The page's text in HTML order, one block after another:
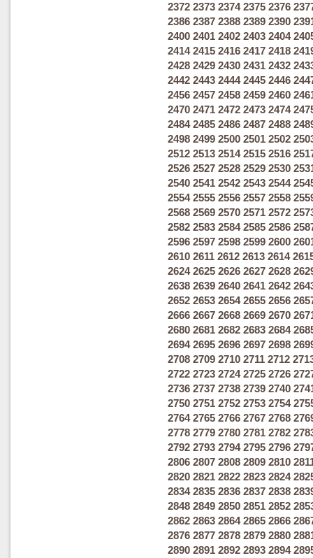
2372 2373 2374 2375 2376
2386 2387 2388 2389 2390
2400 2401 2402 2403 2404
2414 2415 2416 2417 2418
2428 2429 2430 2431 2432
2442 2443 2444 2445 2446
2456 2457 2458 2459 2460
2470 2471 2472 2473 2474
2484 2485 2486 2487 2488
2498 2499 2500 2501 2502
2512 2513 2514 2515 2516
2526 2527 2528 2529 2530
2540 2541 2542 2543 2544
2554 2555 2556 2557 2558
2568 2569 2570 2571 2572
2582 2583 2584 2585 2586
2596 2597 2598 2599 2600
2610 2611 2612 2613 2614
2624 2625 2626 2627 2628
2638 2639 2640 2641 2642
2652 2653 2654 2655 2656
2666 2667 2668 2669 2670
2680 2681 2682 2683 2684
2694 2695 2696 2697 2698
2708 2709 2710 2711 2712
2722 2723 2724 2725 2726
2736 2737 2738 2739 2740
2750 2751 2752 2753 2754
2764 2765 2766 2767 2768
2778 2779 2780 2781 2782
2792 2793 2794 2795 2796
2806 2807 2808 2809 2810
2820 2821 2822 2823 2824
2834 2835 2836 2837 2838
2848 2849 2850 2851 2852
2862 2863 2864 2865 2866
2876 2877 2878 2879 2880
2890 2891 2892 2893 2894